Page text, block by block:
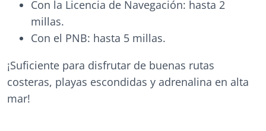
Con la Licencia de Navegación: hasta 2
millas.
Con el PNB: hasta 5 millas.
¡Suficiente para disfrutar de buenas rutas
costeras, playas escondidas y adrenalina en alta
mar!